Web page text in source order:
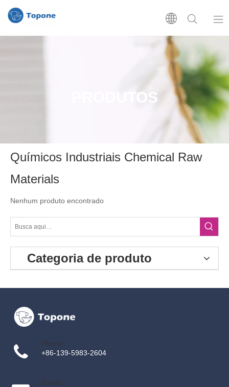
Início
Sobre
Produtos
Série de OMO
Série de KIMO
Contatos
PRODUTOS
Químicos Industriais Chemical Raw
Materials
Nenhum produto encontrado
Categoria de produto
Phone:
+86-139-5983-2604
Email: